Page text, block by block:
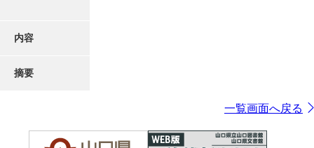
内容
摘要
一覧画面へ戻る